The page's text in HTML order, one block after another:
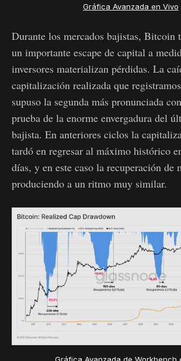
Gráfica Avanzada en Vivo
Durante los mercados bajistas, Bitcoin
un importante escape de capital a
inversores materializan pérdidas. La
capitalización realizada que
supuso la segunda más pronunciada
prueba de la enorme envergadura del
bajista. En anteriores ciclos la
tardó en regresar al máximo histórico
días, y en este caso la recuperación de
produciendo a un ritmo muy similar.